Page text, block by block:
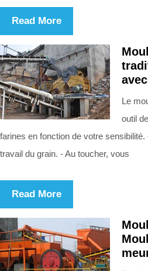
Read More
Le
outil
farines en fonction de votre
travail du grain. - Au toucher, vous
Read More